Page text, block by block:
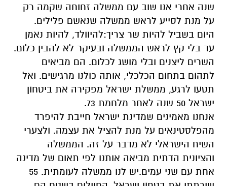
שנה אחרי אנו שוב עם ממשלה זחוחה שקמה רק
על מנת לסייע לראש ממשלה שנאשם פלילים.
היום בשביל להיות שר צריך:להיוולד, להיות נאמן
עד בלי קץ לראש הממשלה ובעיקר לא להבין כלום.
השרים ליצנים ובלי מושג לכלום. הם מביאים
לתהום בתחום הכלכלי, אותה כולנו מרגישים. ואל
תטעו לרגע, ממשלת ישראל מפקירה את ביטחון
ישראל 50 שנה לאחר מלחמת 73.
אנחנו מאמינים שמדינת ישראל חייבת להיפרד
מהפלסטינאים על מנת להציל את עצמה. ולצערי
השיח הישראלי לא מדבר על זה. הממשלה
והציונית הדתית מביאה אותנו לפי תאום של מדינה
אחת עם שני עמים.יש לנו ממשלה לעומתית. 55